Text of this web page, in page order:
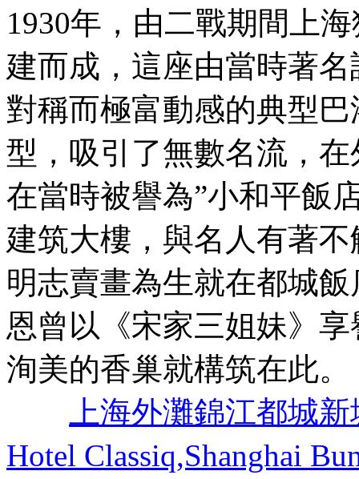
1930年，由二戰期間上
建而成，這座由當時著
對稱而極富動感的典型
型，吸引了無數名流，
在當時被譽為”小和平飯
建筑大樓，與名人有著
明志賣畫為生就在都城
恩曾以《宋家三姐妹》
洵美的香巢就構筑在此。
上海外灘錦江都城
Hotel Classiq,Shanghai